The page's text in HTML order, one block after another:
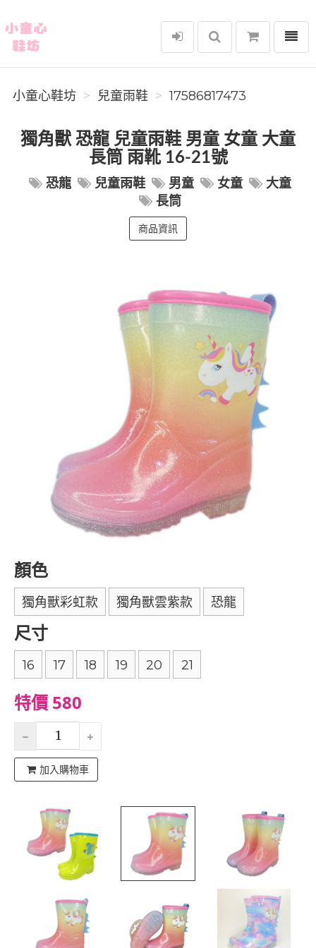
小童心鞋坊
選單
小童心鞋坊 兒童雨鞋 17586817473
獨角獸 恐龍 兒童雨鞋 男童 女童 大童
長筒 雨靴 16-21號
恐龍 兒童雨鞋 男童 女童
大童
長筒
商品資訊
顏色
獨角獸彩虹款 獨角獸雲紫款 恐龍
尺寸
16 17 18 19 20 21
特價 580
加入購物車